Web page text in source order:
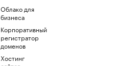
Облако для
бизнеса
Корпоративный
регистратор
доменов
Хостинг